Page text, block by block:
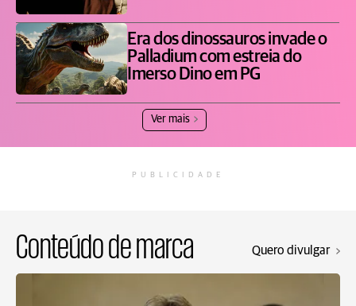
Era dos dinossauros invade o
Palladium com estreia do
Imerso Dino em PG
Ver mais
PUBLICIDADE
Conteúdo de marca Quero divulgar